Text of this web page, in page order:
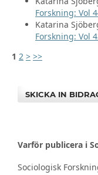
Forskning: Vol
Katarina
Forskning: Vol
1 2 > >>
SKICKA IN
Varför publicera i
Sociologisk